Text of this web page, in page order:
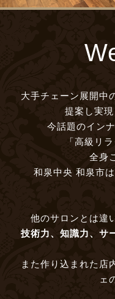
大手チェーン展開中
提案し実
今話題のイン
「高級リ
全身
和泉中央 和泉市
他のサロンとは違
技術力、知識力、サ
また作り込まれた店
ェ